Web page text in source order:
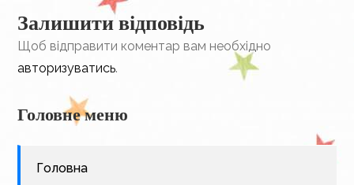
Залишити відповідь
Щоб відправити коментар вам необхідно
авторизуватись.
Головне меню
Головна